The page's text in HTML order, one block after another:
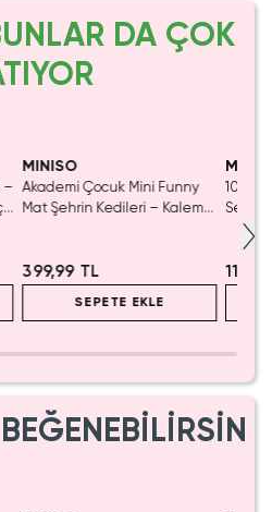
DA ÇOK
–
MINISO
Akademi Çocuk Mini Funny
Mat Şehrin Kedileri – Kalemli
399,99 TL
SEPETE EKLE
10'Lu
Seti –
Dokulu